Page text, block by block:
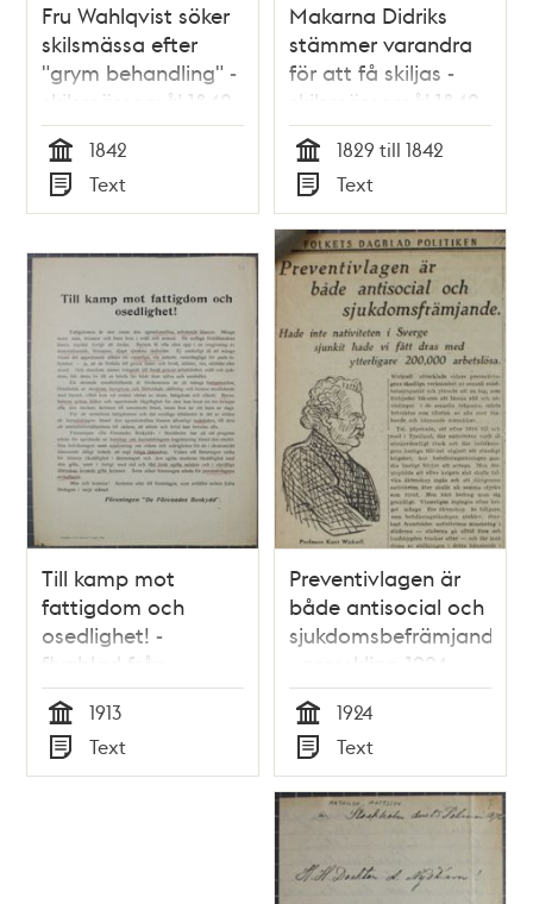
Fru Wahlqvist söker
skilsmässa efter
"grym behandling" -
skilsmässomål 1842
Tid
1842
Typ
Text
Makarna Didriks
stämmer varandra
för att få skiljas -
skilsmässomål 1842
Tid
1829 till 1842
Typ
Text
Till kamp mot
fattigdom och
osedlighet! -
flygblad från
Föreningen De
Förenades Beskydd
1913
Tid
1913
Typ
Text
Preventivlagen är
både antisocial och
sjukdomsbefrämjande
- pressklipp 1924
Tid
1924
Typ
Text